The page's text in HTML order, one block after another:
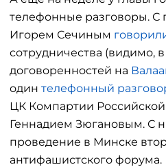
телефонные разговоры. С
Игорем Сечиным
сотрудничества (видимо,
договоренностей на
один телефонный
ЦК Компартии
Геннадием Зюгановым. С
проведение в Минске
антифашистского форума.